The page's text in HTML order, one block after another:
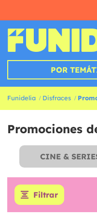
POR
Funidelia Disfraces
Promociones
CINE &
Filtrar